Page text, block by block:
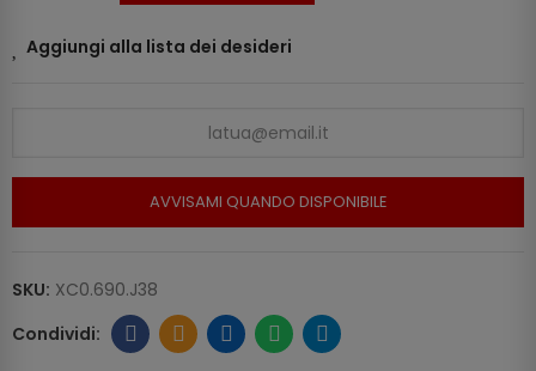
Aggiungi alla lista dei desideri
AVVISAMI QUANDO DISPONIBILE
SKU: XC0.690.J38